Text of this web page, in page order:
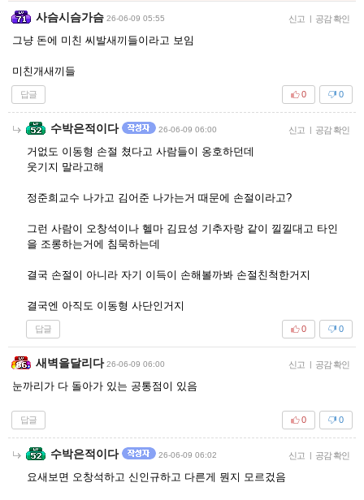
사슴시슴가슴 26-06-09 05:55 신고 | 공감 확인
그냥 돈에 미친 씨발새끼들이라고 보임
미친개새끼들
답글 0
0
수박은적이다 26-06-09 06:00 신고 | 공감 확인
거없도 이동형 손절 쳤다고 사람들이 옹호하던데
웃기지 말라고해
정준희교수 나가고 김어준 나가는거 때문에 손절이라고?
그런 사람이 오창석이나 헬마 김묘성 기추자랑 같이 낄낄대고 타인
을 조롱하는거에 침묵하는데
결국 손절이 아니라 자기 이득이 손해볼까봐 손절친척한거지
결국엔 아직도 이동형 사단인거지
답글 0
0
새벽을달리다 26-06-09 06:00 신고 | 공감 확인
눈까리가 다 돌아가 있는 공통점이 있음
답글 0
0
수박은적이다 26-06-09 06:02 신고 | 공감 확인
요새보면 오창석하고 신인규하고 다른게 뭔지 모르겄음